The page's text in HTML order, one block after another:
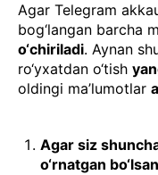
Agar Telegram
bog‘langan barcha
o‘chiriladi. Aynan
ro‘yxatdan o‘tish
oldingi ma’lumotlar
Agar siz
o‘rnatgan